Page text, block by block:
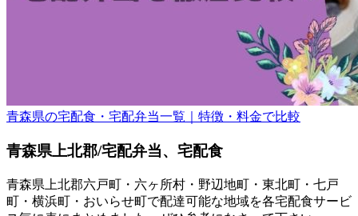
青森県の宅配食・宅配弁当一覧｜特徴・料金で比較
青森県上北郡/宅配弁当、宅配食
青森県上北郡六戸町・六ヶ所村・野辺地町・東北町・七戸
町・横浜町・おいらせ町で配達可能な地域を各宅配食サービ